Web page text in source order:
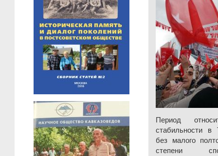
Период
стабильности в
без малого
степени